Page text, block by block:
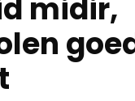
midir,